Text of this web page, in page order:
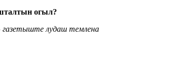
огыл?
лудаш темлена